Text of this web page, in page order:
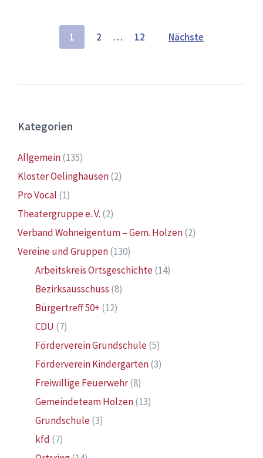
Seitennummerierung
Beiträge
1 2 … 12 Nächste
Kategorien
Allgemein(135)
Kloster Oelinghausen(2)
Pro Vocal (1)
Theatergruppe e. V. (2)
Verband Wohneigentum – Gem. Holzen(2)
Vereine und Gruppen(130)
Arbeitskreis Ortsgeschichte(14)
Bezirksausschuss (8)
Bürgertreff 50+ (12)
CDU (7)
Förderverein Grundschule(5)
Förderverein Kindergarten(3)
Freiwillige Feuerwehr(8)
Gemeindeteam Holzen(13)
Grundschule(3)
kfd (7)